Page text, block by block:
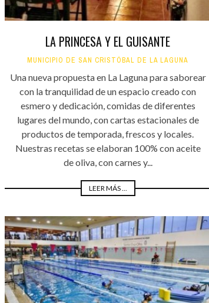
LA PRINCESA Y EL GUISANTE
MUNICIPIO DE SAN CRISTÓBAL DE LA LAGUNA
Una nueva propuesta en La Laguna para saborear
con la tranquilidad de un espacio creado con
esmero y dedicación, comidas de diferentes
lugares del mundo, con cartas estacionales de
productos de temporada, frescos y locales.
Nuestras recetas se elaboran 100% con aceite
de oliva, con carnes y...
LEER MÁS ...